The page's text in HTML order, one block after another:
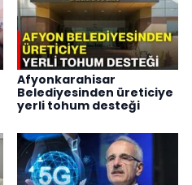
Afyonkarahisar
Belediyesinden üreticiye
yerli tohum desteği